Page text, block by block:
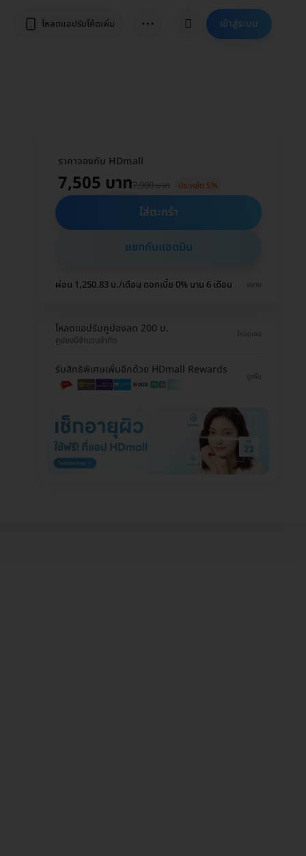
โหลดแอปรับโค้ดเพิ่ม ⋯ เข้าสู่ระบบ
ราคาจองกับ HDmall
7,505 บาท7,900 บาท ประหยัด 5%
ใส่ตะกร้า
แชทกับแอดมิน
ผ่อน 1,250.83 บ./เดือน ดอกเบี้ย 0% นาน 6 เดือน ขยาย
โหลดแอปรับคูปองลด 200 บ.
คูปองมีจำนวนจำกัด
โหลดเลย
รับสิทธิพิเศษเพิ่มอีกด้วย HDmall Rewards
ดูเพิ่ม